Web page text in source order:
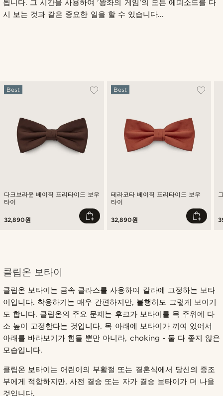
됩니다. 그 시간을 사용하여 '왕좌의 게임'의 모든 에피소드를 다
시 보는 것과 같은 중요한 일을 할 수 있습니다...
다크브라운 베이직 프리타이드 보우
타이
Best
32,890원
테라코타 베이직 프리타이드 보우
타이
Best
32,890원
클립온 보타이
클립온 보타이는 금속 클라스를 사용하여 칼라에 고정하는 보타
이입니다. 착용하기는 매우 간편하지만, 불행히도 그렇게 보이기
도 합니다. 클립온의 주요 문제는 후크가 보타이를 목 주위에 다
소 높이 고정한다는 것입니다. 목 아래에 보타이가 끼여 있어서
아래를 바라보기가 힘들 뿐만 아니라, choking - 둘 다 좋지 않은
모습입니다.
클립온 보타이는 어린이의 부활절 또는 결혼식에서 당신의 증조
부에게 적합하지만, 사전 결승 또는 자가 결승 보타이가 더 나을
것입니다.